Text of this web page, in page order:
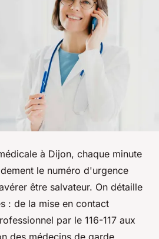
à Dijon, chaque minute
le numéro d'urgence
être salvateur. On détaille
: de la mise en contact
par le 116-117 aux